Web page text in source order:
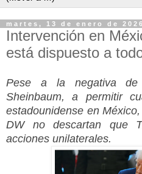
martes, 13 de enero de 2026
Intervención en
está dispuesto a
Pese a la negativa de
Sheinbaum, a permitir
estadounidense en
DW no descartan que
acciones unilaterales.